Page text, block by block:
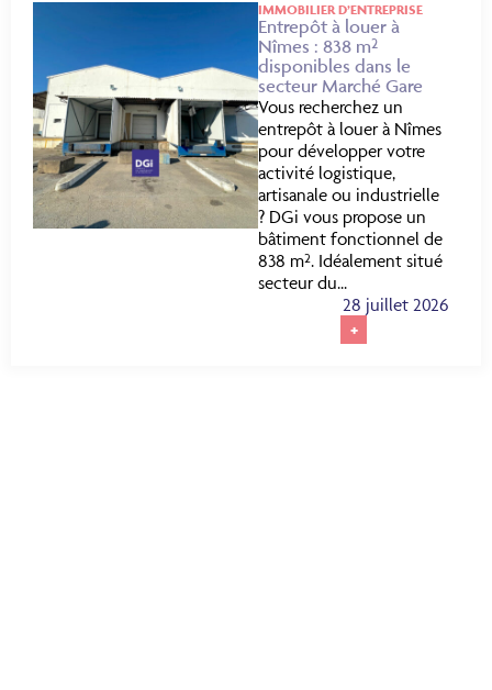
IMMOBILIER D’ENTREPRISE
Entrepôt à louer à
Nîmes : 838 m²
disponibles dans le
secteur Marché Gare
Vous recherchez un
entrepôt à louer à Nîmes
pour développer votre
activité logistique,
artisanale ou industrielle
? DGi vous propose un
bâtiment fonctionnel de
838 m². Idéalement situé
secteur du...
28 juillet 2026
+